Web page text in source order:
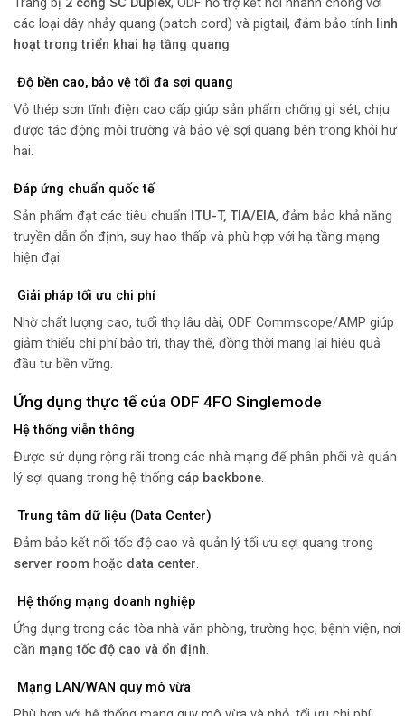
các loại dây nhảy quang (patch cord) và pigtail, đảm bảo tính linh
hoạt trong triển khai hạ tầng quang.
Độ bền cao, bảo vệ tối đa sợi quang
Vỏ thép sơn tĩnh điện cao cấp giúp sản phẩm chống gỉ sét, chịu
được tác động môi trường và bảo vệ sợi quang bên trong khỏi hư
hại.
Đáp ứng chuẩn quốc tế
Sản phẩm đạt các tiêu chuẩn ITU-T, TIA/EIA, đảm bảo khả năng
truyền dẫn ổn định, suy hao thấp và phù hợp với hạ tầng mạng
hiện đại.
Giải pháp tối ưu chi phí
Nhờ chất lượng cao, tuổi thọ lâu dài, ODF Commscope/AMP giúp
giảm thiểu chi phí bảo trì, thay thế, đồng thời mang lại hiệu quả
đầu tư bền vững.
Ứng dụng thực tế của ODF 4FO Singlemode
Hệ thống viễn thông
Được sử dụng rộng rãi trong các nhà mạng để phân phối và quản
lý sợi quang trong hệ thống cáp backbone.
Trung tâm dữ liệu (Data Center)
Đảm bảo kết nối tốc độ cao và quản lý tối ưu sợi quang trong
server room hoặc data center.
Hệ thống mạng doanh nghiệp
Ứng dụng trong các tòa nhà văn phòng, trường học, bệnh viện, nơi
cần mạng tốc độ cao và ổn định.
Mạng LAN/WAN quy mô vừa